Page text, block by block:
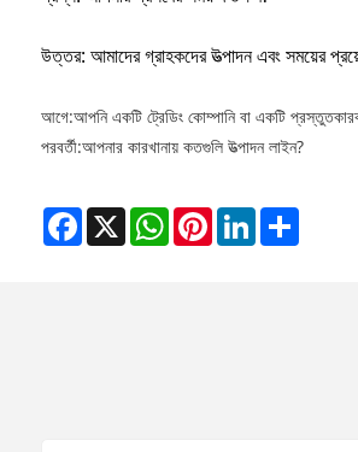
উত্তর: আমাদের গ্রাহকদের উত্পাদন এবং সময়ের
আগে:আপনি একটি ট্রেডিং কোম্পানি বা একটি
পরবর্তী:আপনার কারখানায় কতগুলি উত্পাদন লাইন?
Facebook
X WhatsAppPinterestLinkedInShare